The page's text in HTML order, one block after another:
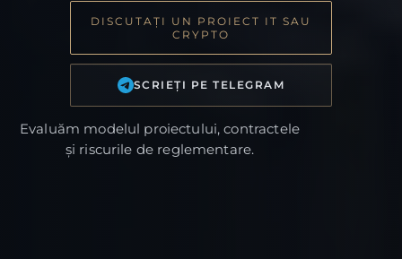
DISCUTAȚI UN PROIECT IT SAU
CRYPTO
SCRIEȚI PE TELEGRAM
Evaluăm modelul proiectului, contractele
și riscurile de reglementare.